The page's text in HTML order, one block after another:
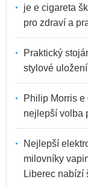
je e cigareta
pro zdraví a
Praktický
stylové
Philip Morris
nejlepší volba
Nejlepší
milovníky
Liberec nabízí